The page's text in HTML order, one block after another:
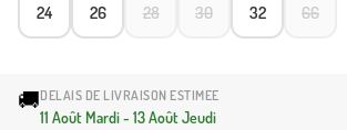
24 26 28 30 32 66
🚚DELAIS DE LIVRAISON ESTIMEE
11 Août Mardi - 13 Août Jeudi